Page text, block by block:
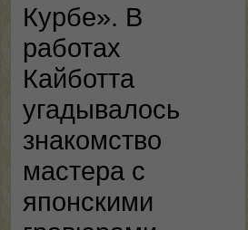
Курбе». В
работах
Кайботта
угадывалось
знакомство
мастера с
японскими